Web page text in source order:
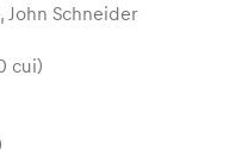
John Schneider
cui)